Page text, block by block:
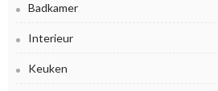
Badkamer
Interieur
Keuken